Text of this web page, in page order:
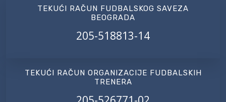
TEKUĆI RAČUN FUDBALSKOG SAVEZA
BEOGRADA
205-518813-14
TEKUĆI RAČUN ORGANIZACIJE FUDBALSKIH
TRENERA